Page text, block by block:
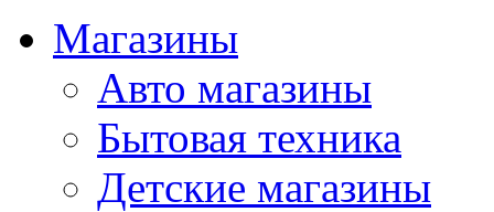
Магазины
Авто магазины
Бытовая техника
Детские магазины